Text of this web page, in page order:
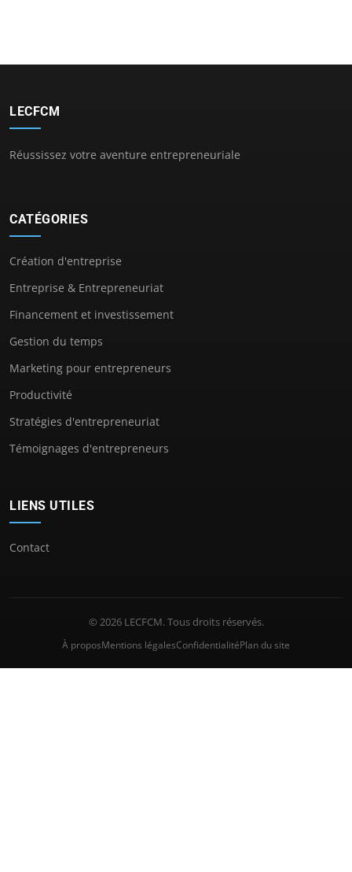
LECFCM
Réussissez votre aventure entrepreneuriale
CATÉGORIES
Création d'entreprise
Entreprise & Entrepreneuriat
Financement et investissement
Gestion du temps
Marketing pour entrepreneurs
Productivité
Stratégies d'entrepreneuriat
Témoignages d'entrepreneurs
LIENS UTILES
Contact
© 2026 LECFCM. Tous droits réservés.
À proposMentions légalesConfidentialitéPlan du site